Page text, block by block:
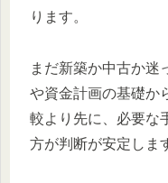
ります。
まだ新築か中古か迷
や資金計画の基礎か
較より先に、必要な
方が判断が安定しま